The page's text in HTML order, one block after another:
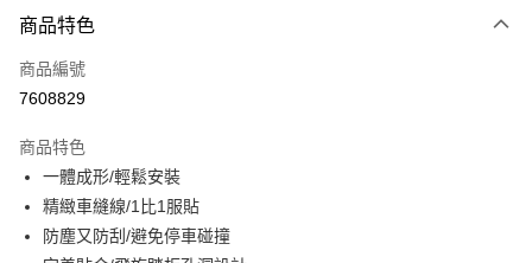
信用卡一次付款
LINE Pay
街口支付
悠遊付
全盈+PAY
商品特色
商品編號
7608829
商品特色
一體成形/輕鬆安裝
精緻車縫線/1比1服貼
防塵又防刮/避免停車碰撞